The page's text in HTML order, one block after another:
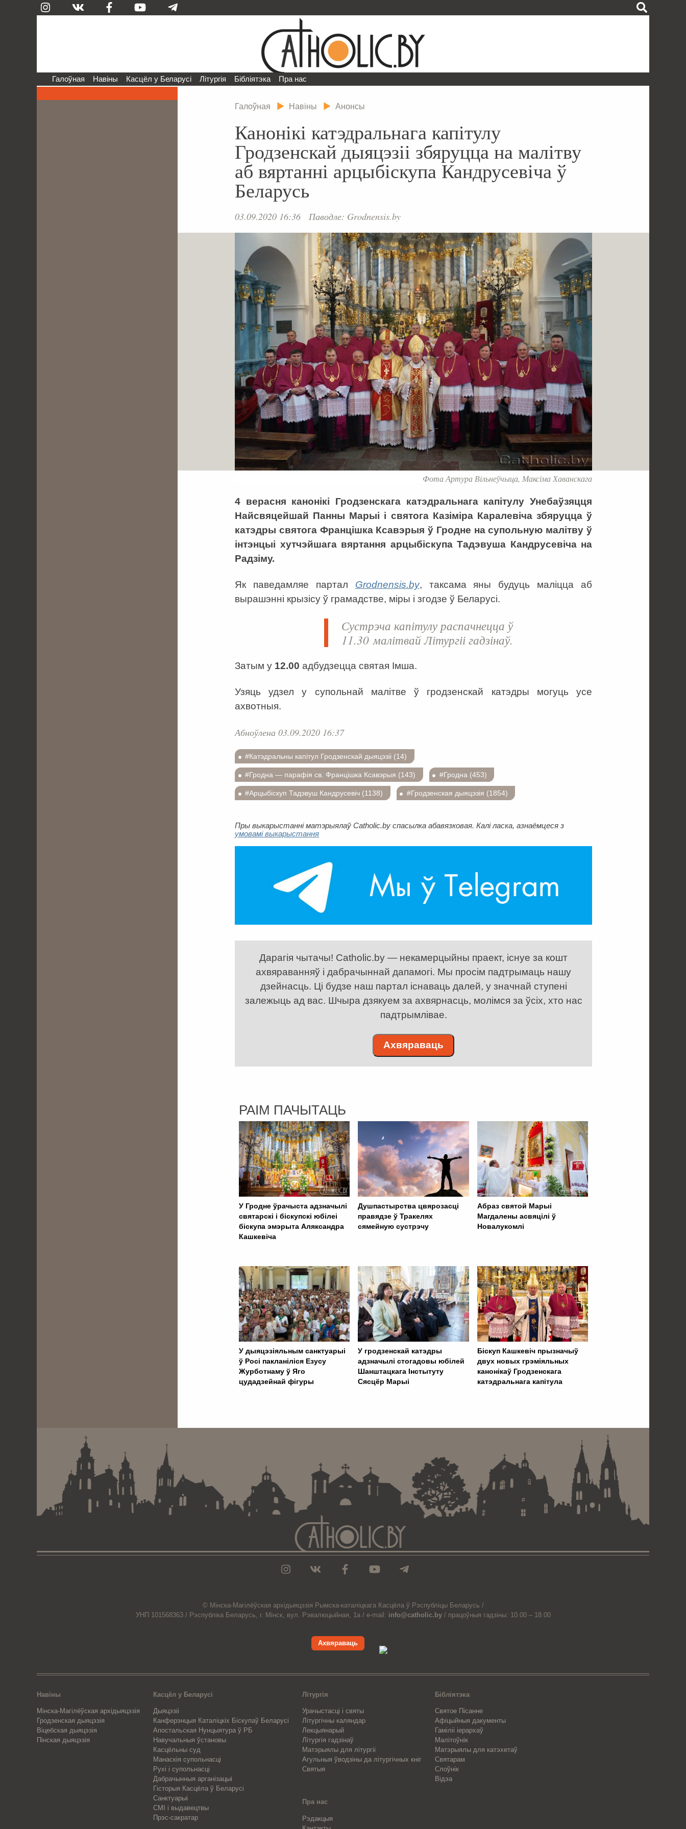
Галоўная Навіны Касцёл у Беларусі Літургія Бібліятэка Пра нас
Галоўная Навіны Анонсы
Канонікі катэдральнага капітулу
Гродзенскай дыяцэзіі збяруцца на малітву
аб вяртанні арцыбіскупа Кандрусевіча ў
Беларусь
03.09.2020 16:36 Паводле: Grodnensis.by
Фота Артура Вільнеўчыца, Максіма Хаванскага
4 верасня канонікі Гродзенскага катэдральнага капітулу Унебаўзяцця
Найсвяцейшай Панны Марыі і святога Казіміра Каралевіча збяруцца ў
катэдры святога Францішка Ксавэрыя ў Гродне на супольную малітву ў
інтэнцыі хутчэйшага вяртання арцыбіскупа Тадэвуша Кандрусевіча на
Радзіму.
Як паведамляе партал Grodnensis.by, таксама яны будуць маліцца аб
вырашэнні крызісу ў грамадстве, міры і згодзе ў Беларусі.
Сустрэча капітулу распачнецца ў
11.30малітвай Літургіі гадзінаў.
Затым у 12.00 адбудзецца святая Імша.
Узяць удзел у супольнай малітве ў гродзенскай катэдры могуць усе
ахвотныя.
Абноўлена 03.09.2020 16:37
#Катэдральны капітул Гродзенскай дыяцэзіі (14)
#Гродна — парафія св. Францішка Ксавэрыя (143) #Гродна (453)
#Арцыбіскуп Тадэвуш Кандрусевіч (1138) #Гродзенская дыяцэзія (1854)
Пры выкарыстанні матэрыялаў Catholic.by спасылка абавязковая. Калі ласка, азнаёмцеся з
умовамі выкарыстання
Дарагія чытачы! Catholic.by — некамерцыйны праект, існуе за кошт
ахвяраванняў і дабрачыннай дапамогі. Мы просім падтрымаць нашу
дзейнасць. Ці будзе наш партал існаваць далей, у значнай ступені
залежыць ад вас. Шчыра дзякуем за ахвярнасць, молімся за ўсіх, хто нас
падтрымлівае.
Ахвяраваць
РАІМ ПАЧЫТАЦЬ
У Гродне ўрачыста адзначылі
святарскі і біскупскі юбілеі
біскупа эмэрыта Аляксандра
Кашкевіча
Душпастырства цвярозасці
правядзе ў Тракелях
сямейную сустрэчу
Абраз святой Марыі
Магдалены асвяцілі ў
Новалукомлі
У дыяцэзіяльным санктуарыі
ў Росі пакланіліся Езусу
Журботнаму ў Яго
цудадзейнай фігуры
У гродзенскай катэдры
адзначылі стогадовы юбілей
Шанштацкага Інстытуту
Сясцёр Марыі
Біскуп Кашкевіч прызначыў
двух новых грэміяльных
канонікаў Гродзенскага
катэдральнага капітула
© Мiнска-Магiлёўская архiдыяцэзiя Рымска-каталіцкага Касцёла ў Рэспубліцы Беларусь /
УНП 101568363 / Рэспубліка Беларусь, г. Мінск, вул. Рэвалюцыйная, 1а / e-mail: info@catholic.by/ працоўныя гадзіны: 10.00 – 18.00
Ахвяраваць
Навіны
Мінска-Магілёўская архідыяцэзія
Гродзенская дыяцэзія
Віцебская дыяцэзія
Пінская дыяцэзія
Касцёл у Беларусі
Дыяцэзіі
Канферэнцыя Каталіцкіх Біскупаў Беларусі
Апостальская Нунцыятура ў РБ
Навучальныя ўстановы
Касцёльны суд
Манаскія супольнасці
Рухі і супольнасці
Дабрачынныя арганізацыі
Гісторыя Касцёла ў Беларусі
Санктуарыі
СМІ і выдавецтвы
Прэс-сакратар
Літургія
Урачыстасці і святы
Літургічны каляндар
Лекцыянарый
Літургія гадзінаў
Матэрыялы для літургіі
Агульныя ўводзіны да літургічных кніг
Святыя
Бібліятэка
Святое Пісанне
Афіцыйныя дакументы
Гаміліі іерархаў
Малітоўнік
Матэрыялы для катэхетаў
Святарам
Слоўнік
Відэа
Пра нас
Рэдакцыя